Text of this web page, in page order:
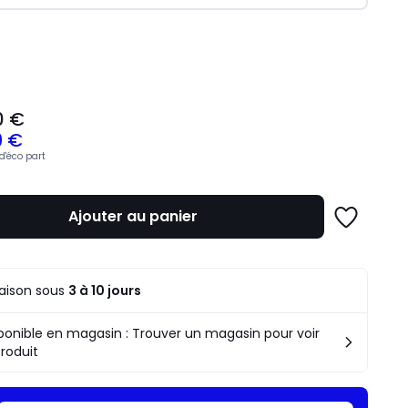
€
€
d'éco part
Ajouter au panier
Ajouter
sous 3 à 10 jours
en magasin : Trouver un magasin pour voir